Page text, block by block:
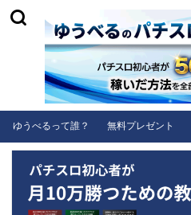
ゆうべるって誰？ 無料プレゼント